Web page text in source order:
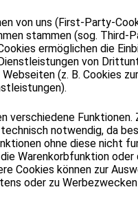
von uns (First-Party-
stammen (sog. Third-
ermöglichen die
von
Webseiten (z. B. Cookies
verschiedene Funktionen.
notwendig, da
ohne diese nicht
Warenkorbfunktion oder
Cookies können zur
oder zu